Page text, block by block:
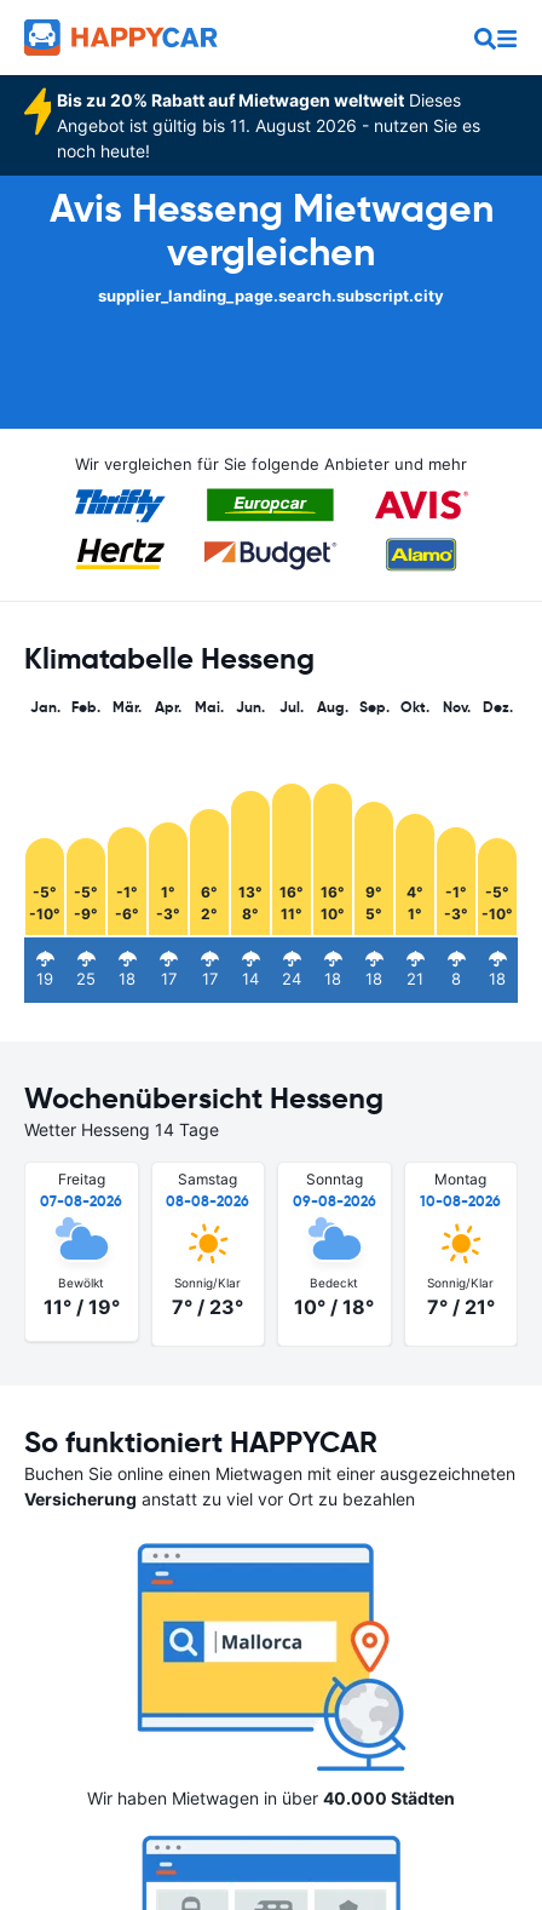
Bis zu 20% Rabatt auf Mietwagen weltweitDieses
Angebot ist gültig bis 11. August 2026 - nutzen Sie es
noch heute!
Avis Hesseng Mietwagen
vergleichen
supplier_landing_page.search.subscript.city
Wir vergleichen für Sie folgende Anbieter und mehr
Klimatabelle Hesseng
Jan.
-5°
-10°
19
Feb.
-5°
-9°
25
Mär.
-1°
-6°
18
Apr.
1°
-3°
17
Mai.
6°
2°
17
Jun.
13°
8°
14
Jul.
16°
11°
24
Aug.
16°
10°
18
Sep.
9°
5°
18
Okt.
4°
1°
21
Nov.
-1°
-3°
8
Dez.
-5°
-10°
18
Wochenübersicht Hesseng
Wetter Hesseng 14 Tage
Freitag
07-08-2026
Bewölkt
11° / 19°
Samstag
08-08-2026
Sonnig/Klar
7° / 23°
Sonntag
09-08-2026
Bedeckt
10° / 18°
Montag
10-08-2026
Sonnig/Klar
7° / 21°
So funktioniert HAPPYCAR
Buchen Sie online einen Mietwagen mit einer ausgezeichneten
Versicherung anstatt zu viel vor Ort zu bezahlen
Wir haben Mietwagen in über 40.000 Städten